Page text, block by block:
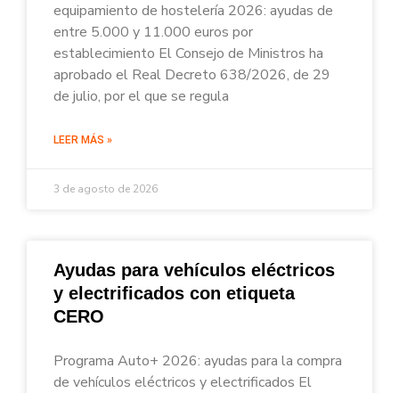
equipamiento de hostelería 2026: ayudas de
entre 5.000 y 11.000 euros por
establecimiento El Consejo de Ministros ha
aprobado el Real Decreto 638/2026, de 29
de julio, por el que se regula
LEER MÁS »
3 de agosto de 2026
Ayudas para vehículos eléctricos
y electrificados con etiqueta
CERO
Programa Auto+ 2026: ayudas para la compra
de vehículos eléctricos y electrificados El